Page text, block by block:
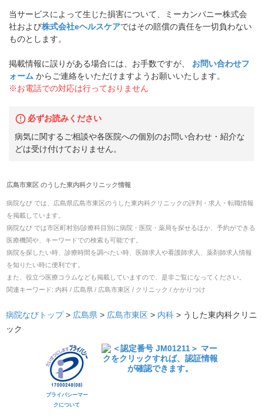
当サービスによって生じた損害について、ミーカンパニー株式会
社および株式会社eヘルスケアではその賠償の責任を一切負わない
ものとします。
掲載情報に誤りがある場合には、お手数ですが、
お問い合わせフ
ォーム からご連絡をいただけますようお願いいたします。
※お電話での対応は行っておりません
必ずお読みください
病気に関するご相談や各医院への個別のお問い合わせ・紹介な
どは受け付けておりません。
広島市東区のうした東内科クリニック情報
病院なび では、 広島県広島市東区のうした東内科クリニックの評判・求人・転職情報
を掲載しています。
病院なび では市区町村別/診療科目別に病院・医院・薬局を探せるほか、予約ができる
医療機関や、キーワードでの検索も可能です。
病院を探したい時、診療時間を調べたい時、医師求人や看護師求人、薬剤師求人情報
を知りたい時に便利です。
また、役立つ医療コラムなども掲載していますので、是非ご覧になってください。
関連キーワード: 内科 / 広島県 / 広島市東区 / クリニック / かかりつけ
病院なびトップ > 広島県 > 広島市東区 > 内科 > うした東内科クリニ
ック
プライバシーマー
クについて